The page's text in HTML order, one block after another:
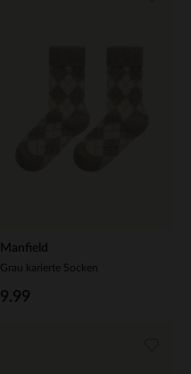
Manfield
Grau karierte Socken
9.99